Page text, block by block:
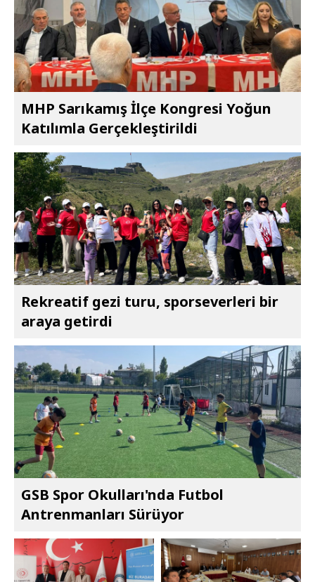
MHP Sarıkamış İlçe Kongresi Yoğun
Katılımla Gerçekleştirildi
Rekreatif gezi turu, sporseverleri bir
araya getirdi
GSB Spor Okulları'nda Futbol
Antrenmanları Sürüyor